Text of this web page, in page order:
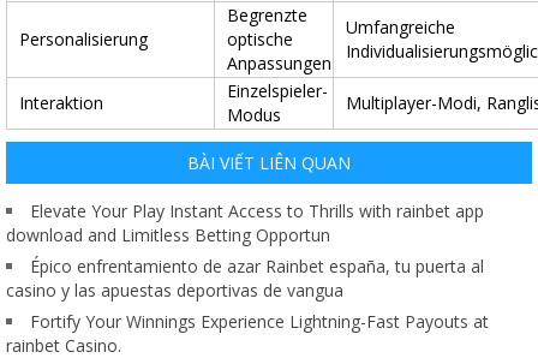
Personalisierung
Begrenzte
optische
Anpassungen
Umfangreiche
Interaktion
Einzelspieler-
Modus
Multiplayer-Modi,
BÀI VIẾT LIÊN QUAN
Elevate Your Play Instant Access to Thrills with rainbet app
download and Limitless Betting Opportun
Épico enfrentamiento de azar Rainbet españa, tu puerta al
casino y las apuestas deportivas de vangua
Fortify Your Winnings Experience Lightning-Fast Payouts at
rainbet Casino.